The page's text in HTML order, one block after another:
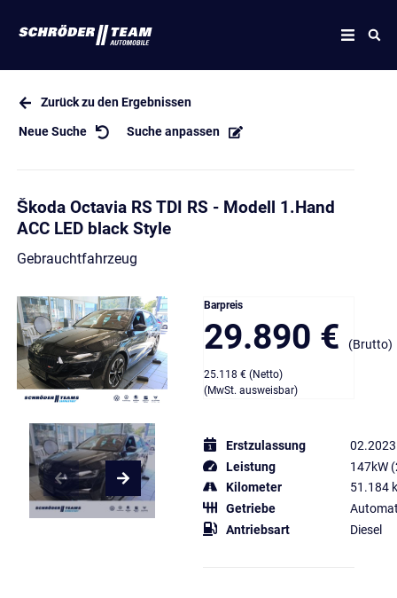
Zurück zu den Ergebnissen
Neue Suche Suche anpassen
Škoda Octavia RS TDI RS - Modell 1.Hand
ACC LED black Style
Gebrauchtfahrzeug
Barpreis
29.890 € (Brutto)
25.118 € (Netto)
(MwSt. ausweisbar)
Erstzulassung
02.2023
Leistung
147kW
Kilometer
51.184
Getriebe
Antriebsart
Diesel